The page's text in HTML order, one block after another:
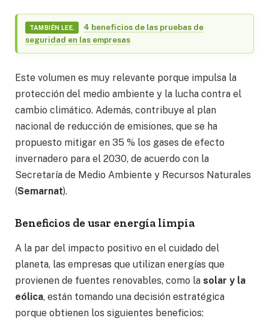
TAMBIÉN LEE.
4 beneficios de las pruebas de
seguridad en las empresas
Este volumen es muy relevante porque impulsa la
protección del medio ambiente y la lucha contra el
cambio climático. Además, contribuye al plan
nacional de reducción de emisiones, que se ha
propuesto mitigar en 35 % los gases de efecto
invernadero para el 2030, de acuerdo con la
Secretaría de Medio Ambiente y Recursos Naturales
(Semarnat).
Beneficios de usar energía limpia
A la par del impacto positivo en el cuidado del
planeta, las empresas que utilizan energías que
provienen de fuentes renovables, como la solar y la
eólica, están tomando una decisión estratégica
porque obtienen los siguientes beneficios: